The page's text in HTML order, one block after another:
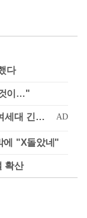
다
이…"
에 "X돌았네"
확산